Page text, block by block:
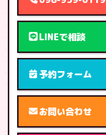
LINEで相談
予約フォーム
お問い合わせ